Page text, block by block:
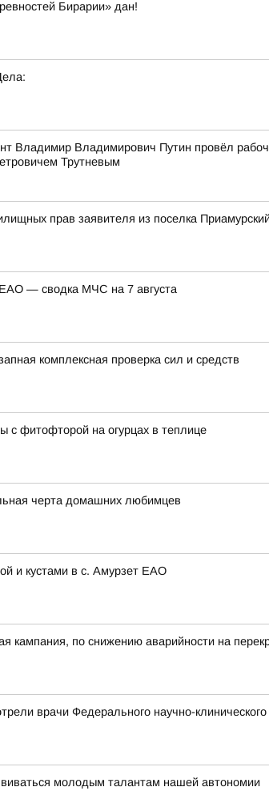
Бирарии» дан!
Владимир Владимирович Путин провёл
Трутневым
прав заявителя из поселка
— сводка МЧС на 7 августа
комплексная проверка сил и средств
фитофторой на огурцах в теплице
черта домашних любимцев
и кустами в с. Амурзет ЕАО
кампания, по снижению аварийности на
врачи Федерального научно-
молодым талантам нашей автономии